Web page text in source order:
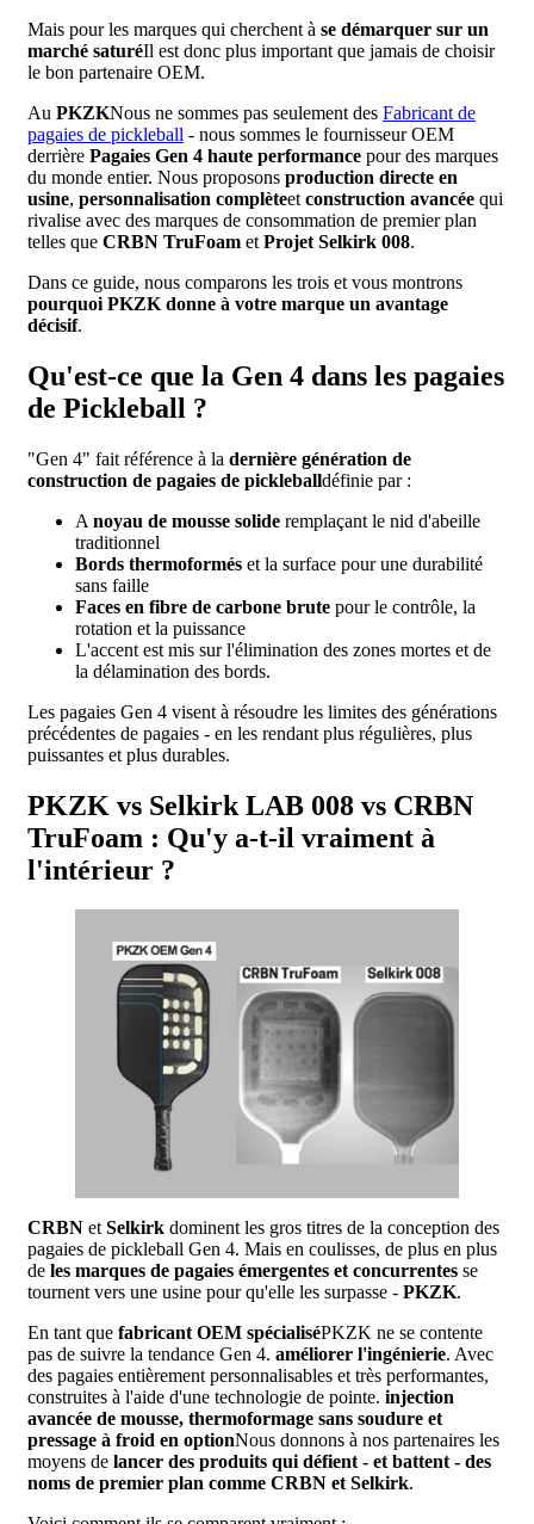
Mais pour les marques qui cherchent à se démarquer sur un
marché saturéIl est donc plus important que jamais de choisir
le bon partenaire OEM.
Au PKZKNous ne sommes pas seulement des Fabricant de
pagaies de pickleball - nous sommes le fournisseur OEM
derrière Pagaies Gen 4 haute performance pour des marques
du monde entier. Nous proposons production directe en
usine, personnalisation complèteet construction avancée qui
rivalise avec des marques de consommation de premier plan
telles que CRBN TruFoam et Projet Selkirk 008.
Dans ce guide, nous comparons les trois et vous montrons
pourquoi PKZK donne à votre marque un avantage
décisif.
Qu'est-ce que la Gen 4 dans les pagaies
de Pickleball ?
"Gen 4" fait référence à la dernière génération de
construction de pagaies de pickleballdéfinie par :
A noyau de mousse solide remplaçant le nid d'abeille
traditionnel
Bords thermoformés et la surface pour une durabilité
sans faille
Faces en fibre de carbone brute pour le contrôle, la
rotation et la puissance
L'accent est mis sur l'élimination des zones mortes et de
la délamination des bords.
Les pagaies Gen 4 visent à résoudre les limites des générations
précédentes de pagaies - en les rendant plus régulières, plus
puissantes et plus durables.
PKZK vs Selkirk LAB 008 vs CRBN
TruFoam : Qu'y a-t-il vraiment à
l'intérieur ?
CRBN et Selkirk dominent les gros titres de la conception des
pagaies de pickleball Gen 4. Mais en coulisses, de plus en plus
de les marques de pagaies émergentes et concurrentes se
tournent vers une usine pour qu'elle les surpasse - PKZK.
En tant que fabricant OEM spécialiséPKZK ne se contente
pas de suivre la tendance Gen 4. améliorer l'ingénierie. Avec
des pagaies entièrement personnalisables et très performantes,
construites à l'aide d'une technologie de pointe. injection
avancée de mousse, thermoformage sans soudure et
pressage à froid en optionNous donnons à nos partenaires les
moyens de lancer des produits qui défient - et battent - des
noms de premier plan comme CRBN et Selkirk.